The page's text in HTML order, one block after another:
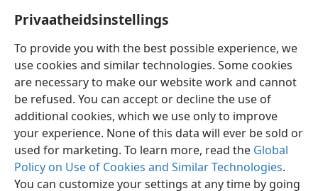
Privaatheidsinstellings
To provide you with the best possible experience, we
use cookies and similar technologies. Some cookies
are necessary to make our website work and cannot
be refused. You can accept or decline the use of
additional cookies, which we use only to improve
your experience. None of this data will ever be sold or
used for marketing. To learn more, read the Global
Policy on Use of Cookies and Similar Technologies.
You can customize your settings at any time by going
Afrikaans Voorkeure
Copyright© 2026 Watch Tower Bible and Tract Society of Pennsylvania
Gebruiksvoorwaardes Privaatheidsbeleid
Privaatheidsinstellings
Meld aan